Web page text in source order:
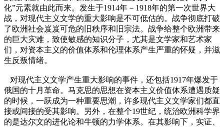
化”元素就由此而来。发生于1914年－1918年的第一次世界大
战，对现代主义文学的重大影响是不可低估的。战争彻底打破
了欧洲社会岌岌可危的旧秩序和旧宗法。战争给整个欧洲带来
的巨大灾难，致使敏感的知识分子，尤其是文学家和艺术家
们，对资本主义的价值体系和伦理体系产生严重的怀疑，并滋
生反叛情绪。
对现代主义文学产生重大影响的事件，还包括1917年爆发于
俄国的十月革命。马克思的思想在资本主义价值体系遭遇质疑
的时候，一跃成为一种重要思潮，许多现代主义文学家们都直
接或间接的受其影响。另外，在整个19世纪，统治欧洲科学界
的是达尔文的进化论和牛顿的力学体系。在其影响下，实证、